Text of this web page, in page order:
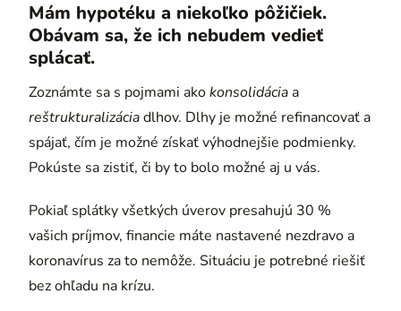
Mám hypotéku a niekoľko pôžičiek.
Obávam sa, že ich nebudem vedieť
splácať.
Zoznámte sa s pojmami akokonsolidácia a
reštrukturalizáciadlhov. Dlhy je možné refinancovať a
spájať, čím je možné získať výhodnejšie podmienky.
Pokúste sa zistiť, či by to bolo možné aj u vás.
Pokiaľ splátky všetkých úverov presahujú 30 %
vašich príjmov, financie máte nastavené nezdravo a
koronavírus za to nemôže. Situáciu je potrebné riešiť
bez ohľadu na krízu.